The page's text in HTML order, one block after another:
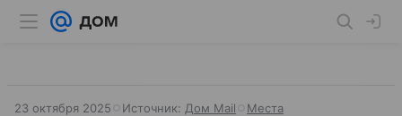
23 октября 2025 Источник: Дом Mail Места